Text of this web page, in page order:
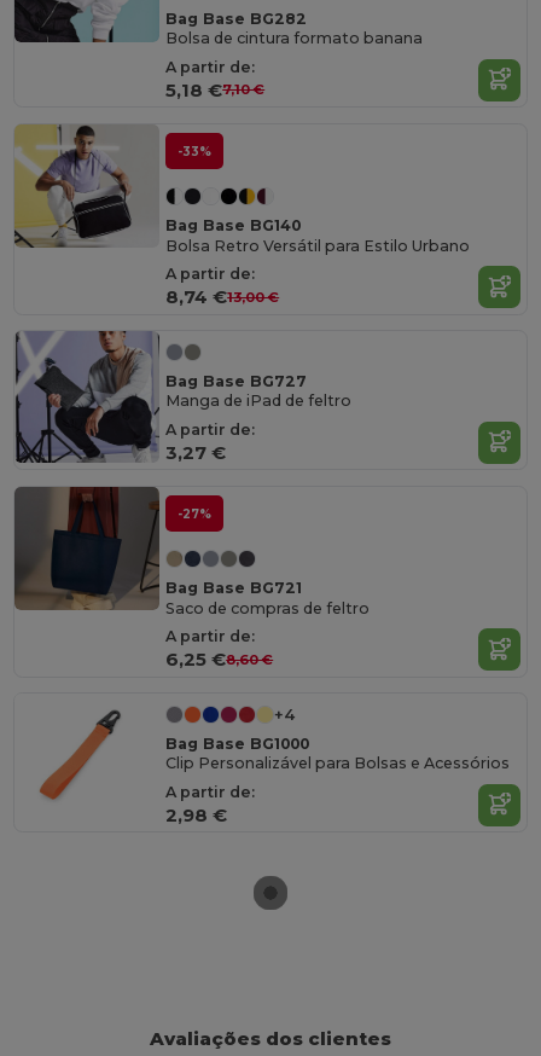
Bag Base BG282
Bolsa de cintura formato banana
A partir de:
5,18 €7,10 €
-33%
Bag Base BG140
Bolsa Retro Versátil para Estilo Urbano
A partir de:
8,74 €13,00 €
Bag Base BG727
Manga de iPad de feltro
A partir de:
3,27 €
-27%
Bag Base BG721
Saco de compras de feltro
A partir de:
6,25 €8,60 €
+4
Bag Base BG1000
Clip Personalizável para Bolsas e Acessórios
A partir de:
2,98 €
Avaliações dos clientes